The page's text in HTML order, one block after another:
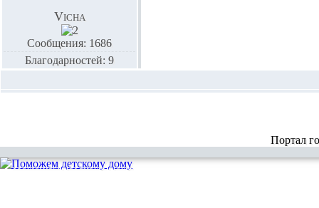
Vicha
Сообщения: 1686
Благодарностей: 9
Портал